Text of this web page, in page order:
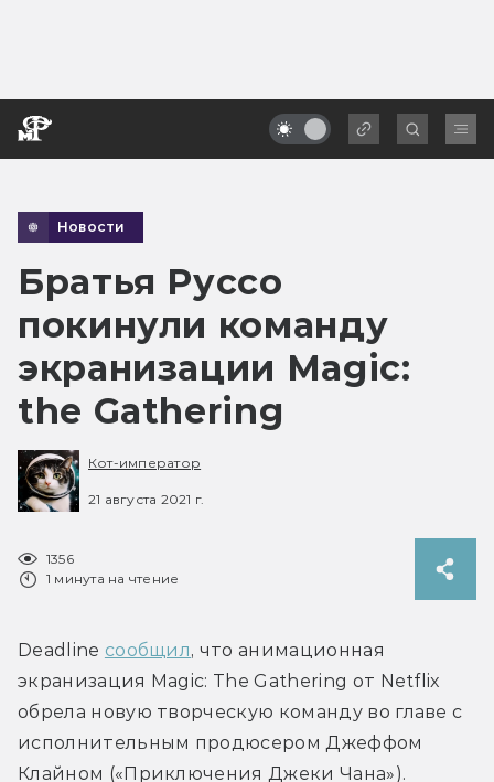
Новости
Братья Руссо
покинули команду
экранизации Magic:
the Gathering
Кот-император
21 августа 2021 г.
1356
1 минута на чтение
Deadline сообщил, что анимационная
экранизация Magic: The Gathering от Netflix
обрела новую творческую команду во главе с
исполнительным продюсером Джеффом
Клайном («Приключения Джеки Чана»).